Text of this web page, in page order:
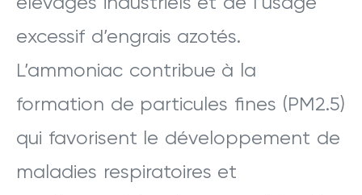
excessif d’engrais azotés.
L’ammoniac contribue à la
formation de particules fines (PM2.5)
qui favorisent le développement de
maladies respiratoires et